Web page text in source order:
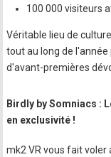
100 000 visiteurs
Véritable lieu de
tout au long de
d'avant-premières
Birdly by Somniacs :
en exclusivité !
mk2 VR vous fait voler